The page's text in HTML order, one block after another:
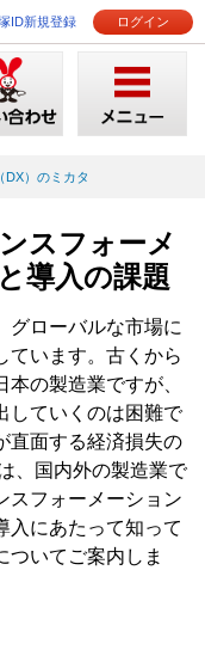
ID新規登録 ログイン
DX）のミカタ
スフォーメ
導入の課題
グローバルな市場に
ています。古くから
の製造業ですが、
していくのは困難で
直面する経済損失の
、国内外の製造業で
スフォーメーション
入にあたって知って
ついてご案内しま